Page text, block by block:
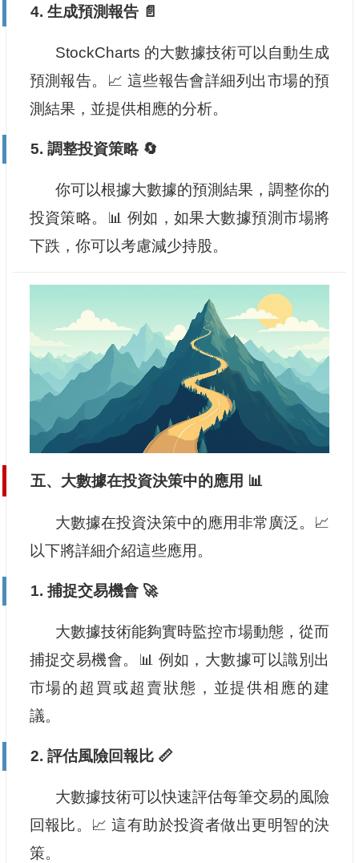
4. 生成預測報告 📄
StockCharts 的大數據技術可以自動生成
預測報告。📈 這些報告會詳細列出市場的預
測結果，並提供相應的分析。
5. 調整投資策略 🔄
你可以根據大數據的預測結果，調整你的
投資策略。📊 例如，如果大數據預測市場將
下跌，你可以考慮減少持股。
五、大數據在投資決策中的應用 📊
大數據在投資決策中的應用非常廣泛。📈
以下將詳細介紹這些應用。
1. 捕捉交易機會 🚀
大數據技術能夠實時監控市場動態，從而
捕捉交易機會。📊 例如，大數據可以識別出
市場的超買或超賣狀態，並提供相應的建
議。
2. 評估風險回報比 📏
大數據技術可以快速評估每筆交易的風險
回報比。📈 這有助於投資者做出更明智的決
策。